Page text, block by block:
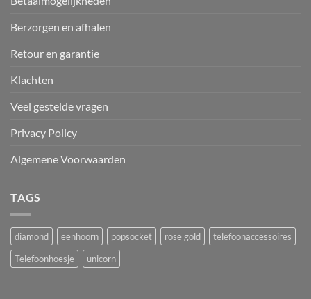
Berzorgen en afhalen
Retour en garantie
Klachten
Veel gestelde vragen
Privacy Policy
Algemene Voorwaarden
TAGS
diamond eenhoorn popsocket rose gold
telefoonaccessoires
Telefoonhoesje
unicorn